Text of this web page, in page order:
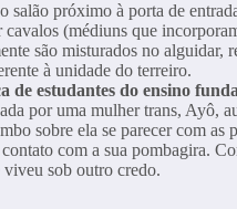
salão próximo à porta de
(médiuns que
são misturados no alguidar,
à unidade do terreiro.
de estudantes do ensino
por uma mulher trans,
sobre ela se parecer com as
com a sua pombagira.
sob outro credo.